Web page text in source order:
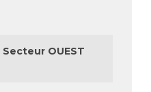
Secteur OUEST